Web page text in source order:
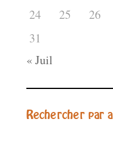
24
25 26
31
« Juil
Rechercher par